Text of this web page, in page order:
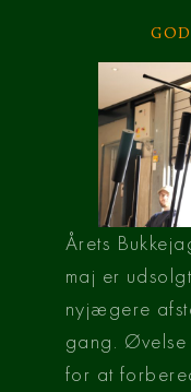
Årets
maj er
nyjægere
gang. Øvelse
for at